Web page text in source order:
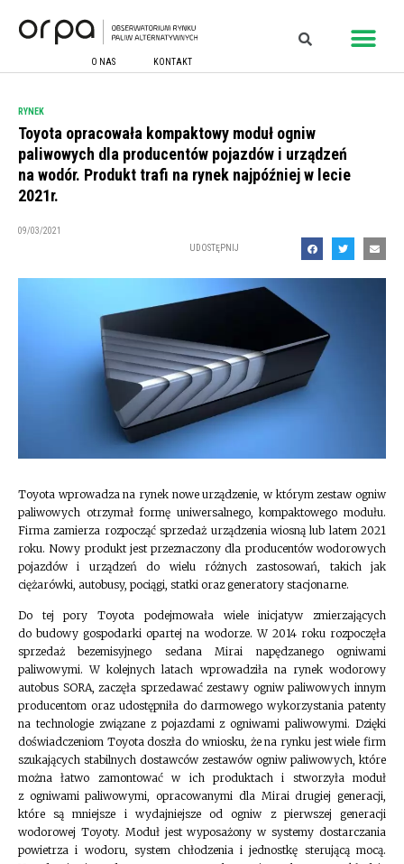
O NAS KONTAKT
RYNEK
Toyota opracowała kompaktowy moduł ogniw
paliwowych dla producentów pojazdów i urządzeń
na wodór. Produkt trafi na rynek najpóźniej w lecie
2021r.
09/03/2021
UDOSTĘPNIJ
Toyota wprowadza na rynek nowe urządzenie, w którym zestaw ogniw
paliwowych otrzymał formę uniwersalnego, kompaktowego modułu.
Firma zamierza rozpocząć sprzedaż urządzenia wiosną lub latem 2021
roku. Nowy produkt jest przeznaczony dla producentów wodorowych
pojazdów i urządzeń do wielu różnych zastosowań, takich jak
ciężarówki, autobusy, pociągi, statki oraz generatory stacjonarne.
Do tej pory Toyota podejmowała wiele inicjatyw zmierzających
do budowy gospodarki opartej na wodorze. W 2014 roku rozpoczęła
sprzedaż bezemisyjnego sedana Mirai napędzanego ogniwami
paliwowymi. W kolejnych latach wprowadziła na rynek wodorowy
autobus SORA, zaczęła sprzedawać zestawy ogniw paliwowych innym
producentom oraz udostępniła do darmowego wykorzystania patenty
na technologie związane z pojazdami z ogniwami paliwowymi. Dzięki
doświadczeniom Toyota doszła do wniosku, że na rynku jest wiele firm
szukających stabilnych dostawców zestawów ogniw paliwowych, które
można łatwo zamontować w ich produktach i stworzyła moduł
z ogniwami paliwowymi, opracowanymi dla Mirai drugiej generacji,
które są mniejsze i wydajniejsze od ogniw z pierwszej generacji
wodorowej Toyoty. Moduł jest wyposażony w systemy dostarczania
powietrza i wodoru, system chłodzenia i jednostkę sterującą mocą.